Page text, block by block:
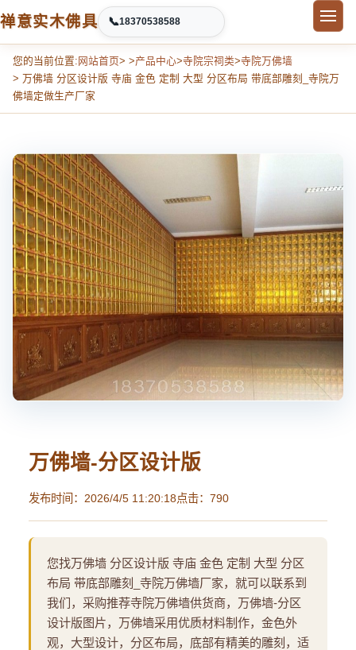
禅意实木佛具 📞18370538588
您的当前位置: 网站首页> >产品中心>寺院宗祠类>寺院万佛墙
> 万佛墙 分区设计版 寺庙 金色 定制 大型 分区布局 带底部雕刻_寺院万
佛墙定做生产厂家
万佛墙-分区设计版
发布时间：2026/4/5 11:20:18点击：790
您找万佛墙 分区设计版 寺庙 金色 定制 大型 分区
布局 带底部雕刻_寺院万佛墙厂家，就可以联系到
我们，采购推荐寺院万佛墙供货商，万佛墙-分区
设计版图片，万佛墙采用优质材料制作，金色外
观，大型设计，分区布局，底部有精美的雕刻，适